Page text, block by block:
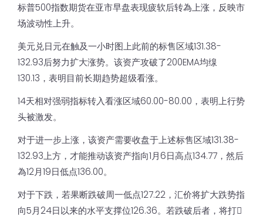
标普500指数期货在亚市早盘表现疲软后转為上涨，反映市
场波动性上升。
美元兑日元在触及一小时图上此前的标售区域131.38-
132.93后努力扩大涨势。该资产攻破了200EMA均缐
130.13，表明目前长期趋势超级看涨。
14天相对强弱指标转入看涨区域60.00-80.00，表明上行势
头被激发。
对于进一步上涨，该资产需要收盘于上述标售区域131.38-
132.93上方，才能推动该资产指向1月6日高点134.77，然后
為12月19日低点136.00。
对于下跌，若果断跌破周一低点127.22，汇价将扩大跌势指
向5月24日以来的水平支撑位126.36。若跌破后者，将打𫔭